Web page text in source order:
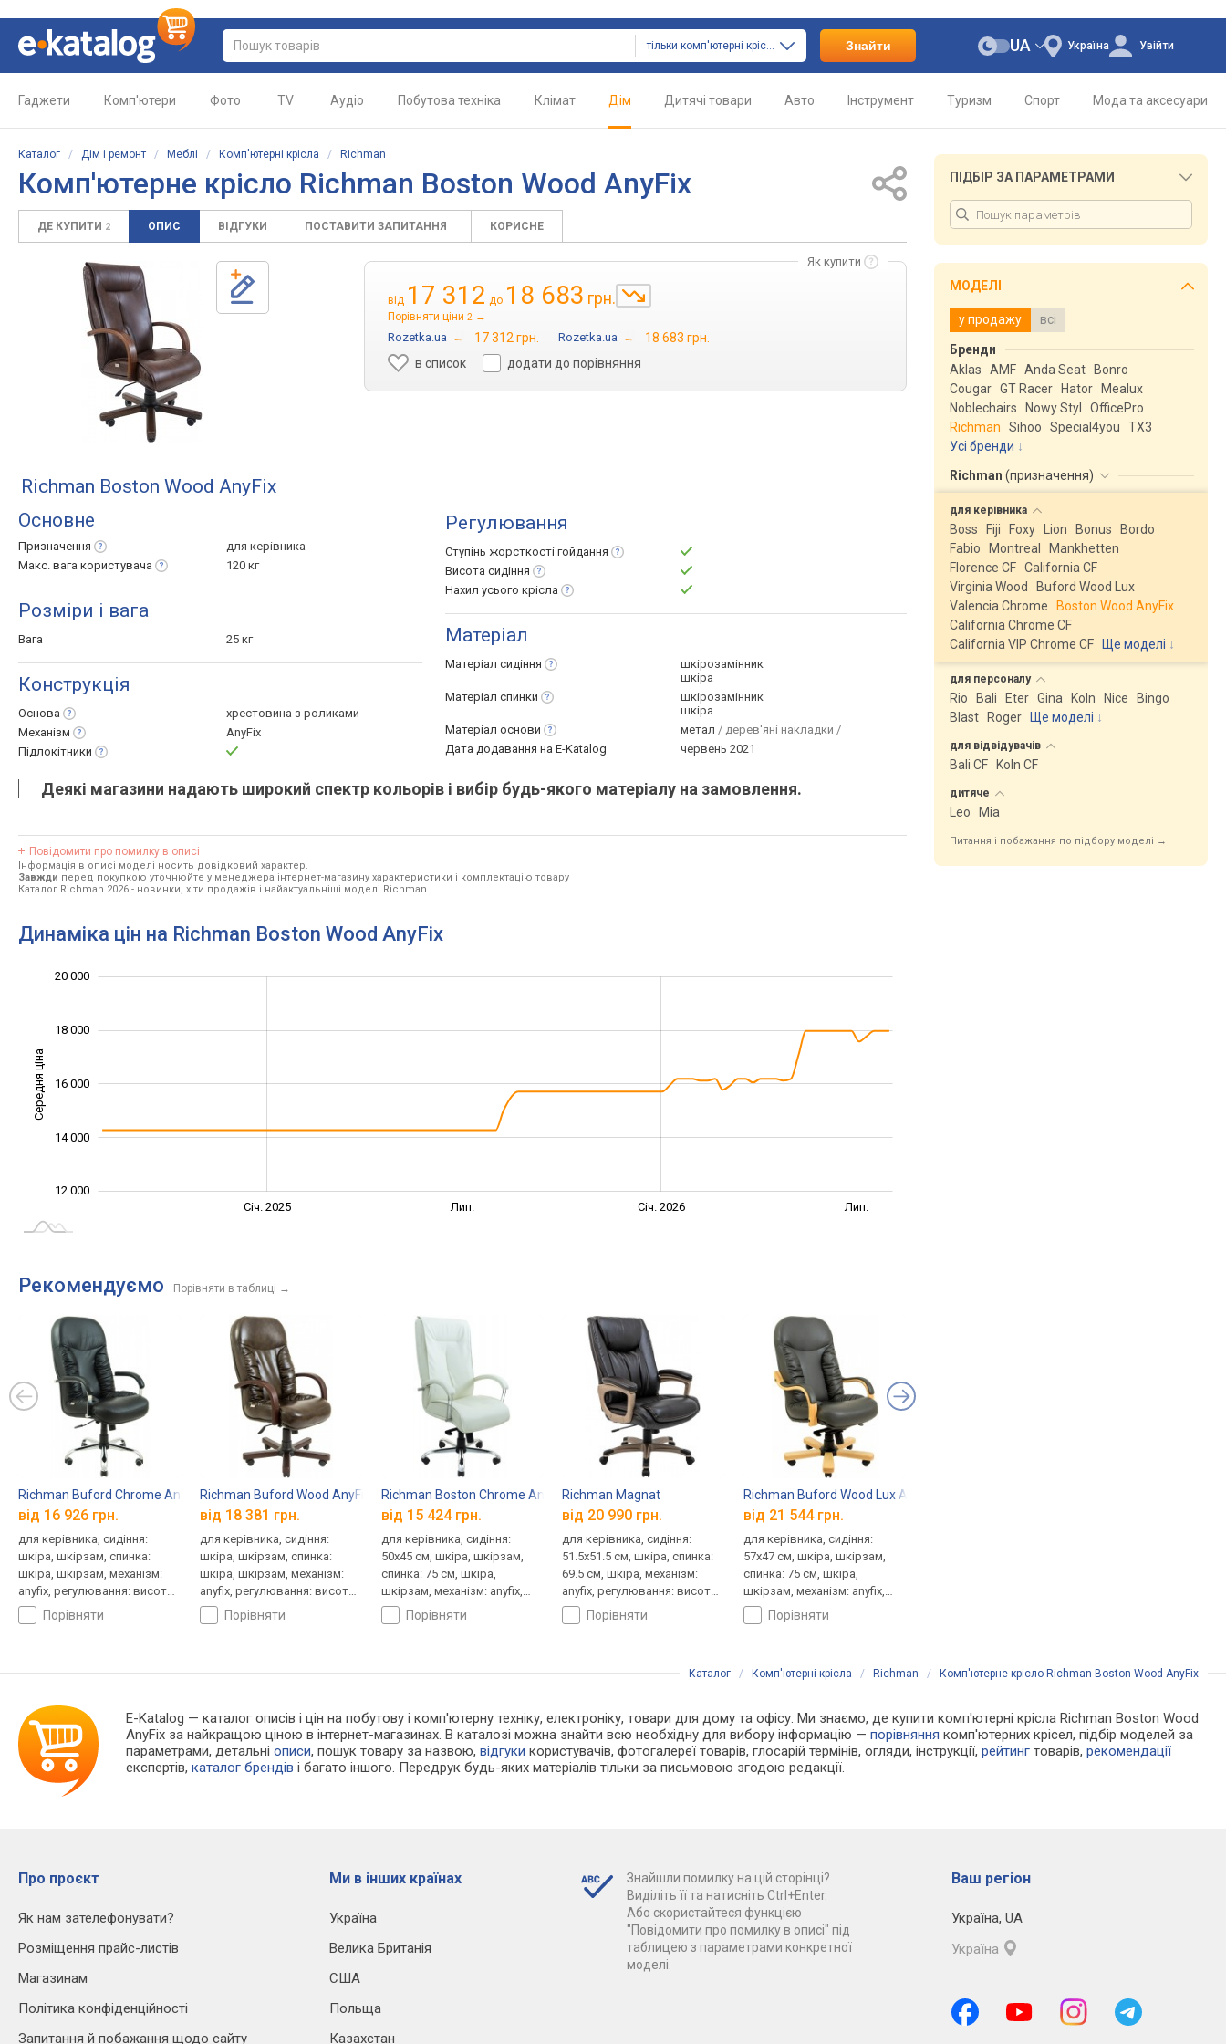
тільки комп'ютерні крісла Знайти Україна
UA Увійти
Гаджети Комп'ютери Фото TV Аудіо Побутова техніка Клімат Дім Дитячі товари Авто Інструмент Туризм Спорт Мода та аксесуари
Каталог / Дім і ремонт / Меблі / Комп'ютерні крісла / Richman
Комп'ютерне крісло Richman Boston Wood AnyFix
ДЕ КУПИТИ 2 ОПИС ВІДГУКИ ПОСТАВИТИ ЗАПИТАННЯ КОРИСНЕ
Як купити
від 17 312 до 18 683 грн.
Порівняти ціни 2 →
Rozetka.ua → 17 312 грн. Rozetka.ua →
18 683 грн.
в список
додати до порівняння
Richman Boston Wood AnyFix
Основне
Призначення
для керівника
Макс. вага користувача 120 кг
Розміри і вага
Вага 25 кг
Конструкція
Основа
хрестовина з роликами
Механізм
AnyFix
Підлокітники
Регулювання
Ступінь жорсткості гойдання
Висота сидіння
Нахил усього крісла
Матеріал
Матеріал сидіння
шкірозамінник
шкіра
Матеріал спинки
шкірозамінник
шкіра
Матеріал основи метал / дерев'яні накладки /
Дата додавання на E-Katalog
червень 2021
Деякі магазини надають широкий спектр кольорів і вибір будь-якого матеріалу на замовлення.
Повідомити про помилку в описі
Інформація в описі моделі носить довідковий характер.
Завжди перед покупкою уточнюйте у менеджера інтернет-магазину характеристики і комплектацію товару
Каталог Richman 2026 - новинки, хіти продажів і найактуальніші моделі Richman.
Динаміка цін на Richman Boston Wood AnyFix
Середня ціна 12 000
12 000
14 000
16 000
18 000
20 000
Січ. 2025 Лип. Січ. 2026 Лип.
Рекомендуємо Порівняти в таблиці →
Richman Buford Chrome AnyFix
від 16 926 грн.
для керівника, сидіння:
шкіра, шкірзам, спинка:
шкіра, шкірзам, механізм:
anyfix, регулювання: висоти,
жорсткостіпорівняти
Richman Buford Wood AnyFix
від 18 381 грн.
для керівника, сидіння:
шкіра, шкірзам, спинка:
шкіра, шкірзам, механізм:
anyfix, регулювання: висоти,
жорсткостіпорівняти
Richman Boston Chrome AnyFix
від 15 424 грн.
для керівника, сидіння:
50x45 см, шкіра, шкірзам,
спинка: 75 см, шкіра,
шкірзам, механізм: anyfix,
регулювання: висоти,
жорсткості
порівняти
Richman Magnat
від 20 990 грн.
для керівника, сидіння:
51.5x51.5 см, шкіра, спинка:
69.5 см, шкіра, механізм:
anyfix, регулювання: висоти,
жорсткостіпорівняти
Richman Buford Wood Lux AnyFix
від 21 544 грн.
для керівника, сидіння:
57x47 см, шкіра, шкірзам,
спинка: 75 см, шкіра,
шкірзам, механізм: anyfix,
регулювання: висоти,
жорсткості
порівняти
ПІДБІР ЗА ПАРАМЕТРАМИ
МОДЕЛІ
у продажу всі
Бренди
Aklas
AMF Anda Seat
Bonro
Cougar GT Racer Hator
Mealux
Noblechairs
Nowy Styl
OfficePro
Richman
Sihoo Special4you
ТX3
Усі бренди
Richman (призначення)
для керівника
Boss Fiji Foxy Lion Bonus
Bordo
Fabio
Montreal
Mankhetten
Florence CF California CF
Virginia Wood
Buford Wood Lux
Valencia Chrome
Boston Wood AnyFix
California Chrome CF
California VIP Chrome CF
Ще моделі ↓
для персоналу
Rio Bali Eter Gina Koln Nice
Bingo
Blast
Roger Ще моделі ↓
для відвідувачів
Bali CF Koln CF
дитяче
Leo Mia
Питання і побажання по підбору моделі →
Каталог / Комп'ютерні крісла / Richman / Комп'ютерне крісло Richman Boston Wood AnyFix
E-Katalog — каталог описів і цін на побутову і комп'ютерну техніку, електроніку, товари для дому та офісу. Ми знаємо, де купити комп'ютерні крісла Richman Boston Wood
AnyFix за найкращою ціною в інтернет-магазинах. В каталозі можна знайти всю необхідну для вибору інформацію —порівняння комп'ютерних крісел, підбір моделей за
параметрами, детальніописи, пошук товару за назвою,відгуки користувачів, фотогалереї товарів, глосарій термінів, огляди, інструкції,рейтинг товарів,рекомендації
експертів,каталог брендів і багато іншого. Передрук будь-яких матеріалів тільки за письмовою згодою редакції.
Про проєкт
Як нам зателефонувати?
Розміщення прайс-листів
Магазинам
Політика конфіденційності
Запитання й побажання щодо сайту
Ми в інших країнах
Україна
Велика Британія
США
Польща
Казахстан
Знайшли помилку на цій сторінці?
Виділіть її та натисніть Ctrl+Enter.
Або скористайтеся функцією
"Повідомити про помилку в описі" під
таблицею з параметрами конкретної
моделі.
Ваш регіон
Україна, UA
Україна